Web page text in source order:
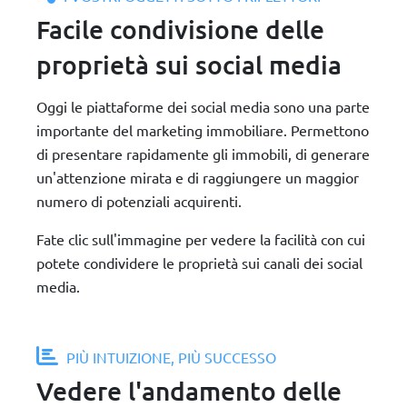
Facile condivisione delle
proprietà sui social media
Oggi le piattaforme dei social media sono una parte
importante del marketing immobiliare. Permettono
di presentare rapidamente gli immobili, di generare
un'attenzione mirata e di raggiungere un maggior
numero di potenziali acquirenti.
Fate clic sull'immagine per vedere la facilità con cui
potete condividere le proprietà sui canali dei social
media.
PIÙ INTUIZIONE, PIÙ SUCCESSO
Vedere l'andamento delle